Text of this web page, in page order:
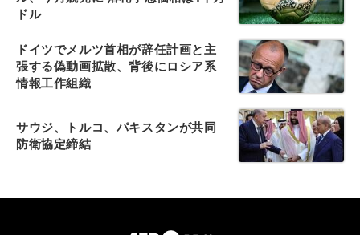
ドル
ドイツでメルツ首相が辞任計画と主
張する偽動画拡散、背後にロシア系
情報工作組織
サウジ、トルコ、パキスタンが共同
防衛協定締結